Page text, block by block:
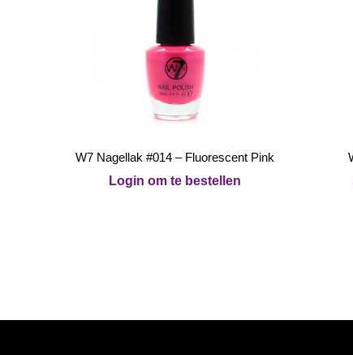
W7 Nagellak #014 – Fluorescent Pink
Login om te bestellen